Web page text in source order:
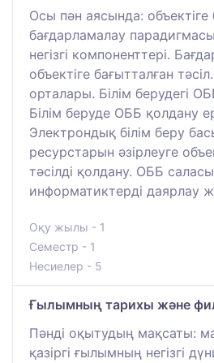
Осы пән аясында: объектіге
бағдарламалау
негізгі компоненттері.
объектіге бағытталған
орталары. Білім берудегі
Білім беруде ОББ қолдану
Электрондық білім беру
ресурстарын әзірлеуге
тәсілді қолдану. ОББ
информатиктерді даярлау
Оқу жылы - 1
Семестр - 1
Несиелер - 5
Ғылымның тарихы және
Пәнді оқытудың мақсаты:
қазіргі ғылымның негізгі